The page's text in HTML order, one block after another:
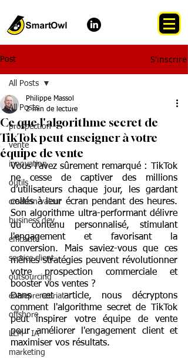
Post S'inscrire
All Posts
prospection
vente
innovation
outils
creation valeur
business dev
efficacité
service client
outsourcing
entrepreneuriat
offshore
LLM - IA
marketing
All Posts
Ce que l'algorithme secret de
TikTok peut enseigner à votre
équipe de vente
Philippe Massol
2 min de lecture
Vous l'avez sûrement remarqué : TikTok
ne cesse de captiver des millions
d’utilisateurs chaque jour, les gardant
collés à leur écran pendant des heures.
Son algorithme ultra-performant délivre
du contenu personnalisé, stimulant
l'engagement et favorisant la
conversion. Mais saviez-vous que ces
mêmes stratégies peuvent révolutionner
votre prospection commerciale et
booster vos ventes ?
Dans cet article, nous décryptons
comment l'algorithme secret de TikTok
peut inspirer votre équipe de vente
pour améliorer l'engagement client et
maximiser vos résultats.